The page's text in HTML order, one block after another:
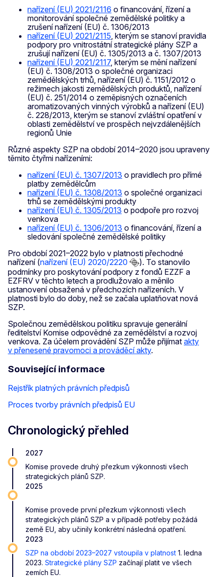
nařízení (EU) 2021/2116 o financování, řízení a
monitorování společné zemědělské politiky a
zrušení nařízení (EU) č. 1306/2013
nařízení (EU) 2021/2115 , kterým se stanoví pravidla
podpory pro vnitrostátní strategické plány SZP a
zrušují nařízení (EU) č. 1305/2013 a č. 1307/2013
nařízení (EU) 2021/2117, kterým se mění nařízení
(EU) č. 1308/2013 o společné organizaci
zemědělských trhů, nařízení (EU) č. 1151/2012 o
režimech jakosti zemědělských produktů, nařízení
(EU) č. 251/2014 o zeměpisných označeních
aromatizovaných vinných výrobků a nařízení (EU)
č. 228/2013, kterým se stanoví zvláštní opatření v
oblasti zemědělství ve prospěch nejvzdálenějších
regionů Unie
Různé aspekty SZP na období 2014–2020 jsou upraveny
těmito čtyřmi nařízeními:
nařízení (EU) č. 1307/2013 o pravidlech pro přímé
platby zemědělcům
nařízení (EU) č. 1308/2013 o společné organizaci
trhů se zemědělskými produkty
nařízení (EU) č. 1305/2013 o podpoře pro rozvoj
venkova
nařízení (EU) č. 1306/2013 o financování, řízení a
sledování společné zemědělské politiky
Pro období 2021–2022 bylo v platnosti přechodné
nařízení (nařízení (EU) 2020/2220
). To stanovilo
podmínky pro poskytování podpory z fondů EZZF a
EZFRV v těchto letech a prodlužovalo a měnilo
ustanovení obsažená v předchozích nařízeních. V
platnosti bylo do doby, než se začala uplatňovat nová
SZP.
Společnou zemědělskou politiku spravuje generální
ředitelství Komise odpovědné za zemědělství a rozvoj
venkova. Za účelem provádění SZP může přijímat akty
v přenesené pravomoci a prováděcí akty.
Související informace
Rejstřík platných právních předpisů
Proces tvorby právních předpisů EU
Chronologický přehled
2027
Komise provede druhý přezkum výkonnosti všech
strategických plánů SZP.
2025
Komise provede první přezkum výkonnosti všech
strategických plánů SZP a v případě potřeby požádá
země EU, aby učinily konkrétní následná opatření.
2023
SZP na období 2023–2027 vstoupila v platnost 1. ledna
2023. Strategické plány SZP začínají platit ve všech
zemích EU.